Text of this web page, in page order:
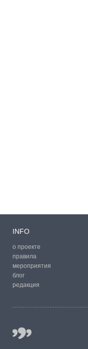
INFO
о проекте
правила
мероприятия
блог
редакция